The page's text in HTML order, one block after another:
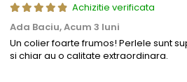
Achizitie verificata
Ada Baciu,Acum 3 luni
Un colier foarte frumos! Perlele sunt
si chiar au o calitate extraordinara.